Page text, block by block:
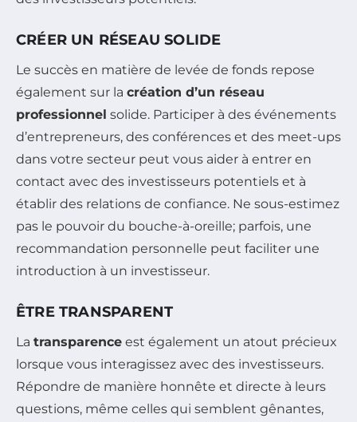
CRÉER UN RÉSEAU SOLIDE
Le succès en matière de levée de fonds repose
également sur la création d’un réseau
professionnel solide. Participer à des événements
d’entrepreneurs, des conférences et des meet-ups
dans votre secteur peut vous aider à entrer en
contact avec des investisseurs potentiels et à
établir des relations de confiance. Ne sous-estimez
pas le pouvoir du bouche-à-oreille; parfois, une
recommandation personnelle peut faciliter une
introduction à un investisseur.
ÊTRE TRANSPARENT
La transparence est également un atout précieux
lorsque vous interagissez avec des investisseurs.
Répondre de manière honnête et directe à leurs
questions, même celles qui semblent gênantes,